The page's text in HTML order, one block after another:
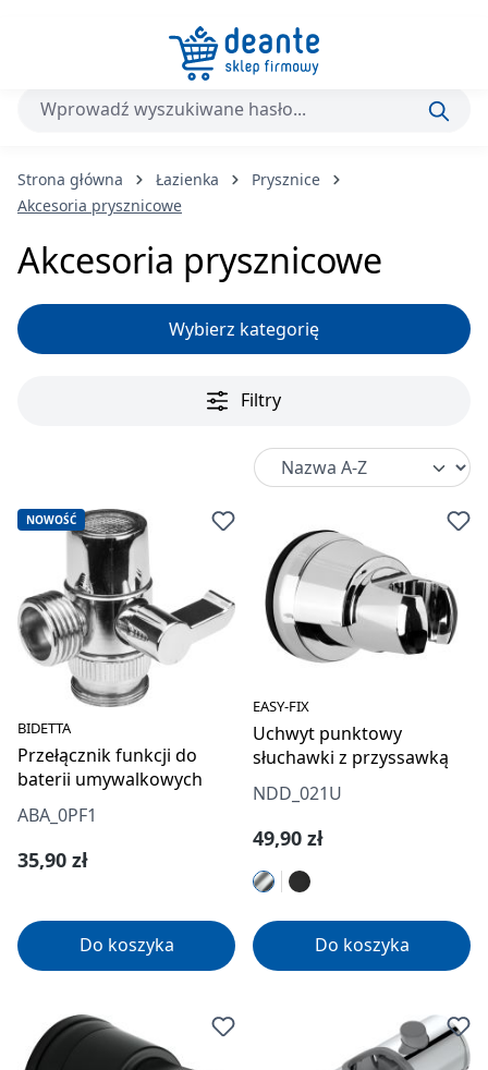
Przejdź do głównej zawartości
Strona główna Łazienka
Prysznice
Akcesoria prysznicowe
Akcesoria prysznicowe
Wybierz kategorię
Filtry
NOWOŚĆ
BIDETTA
Przełącznik funkcji do
baterii umywalkowych
ABA_0PF1
Cena regularna:
35,90 zł
Do koszyka
EASY-FIX
Uchwyt punktowy
słuchawki z przyssawką
NDD_021U
Cena regularna:
49,90 zł
Do koszyka